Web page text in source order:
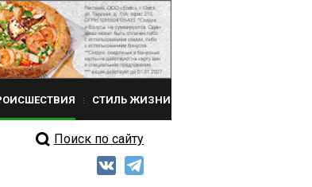
СТИЛЬ ЖИЗНИ
Поиск по сайту